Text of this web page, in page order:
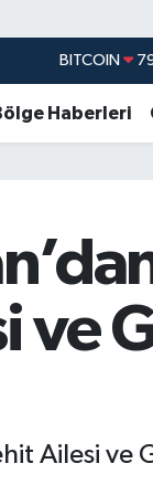
DOLAR
STERLİN
BITCOIN
Haberleri
ve
Ailesi ve